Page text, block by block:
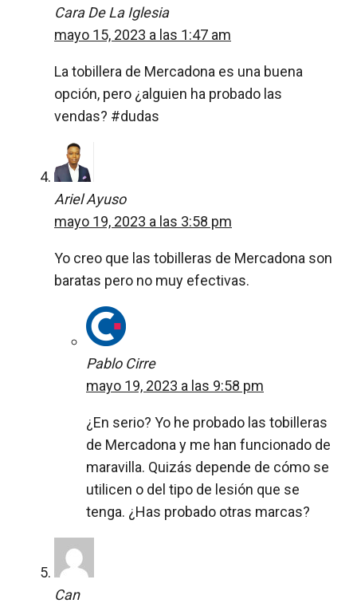
Cara De La Iglesia
mayo 15, 2023 a las 1:47 am
La tobillera de Mercadona es una buena
opción, pero ¿alguien ha probado las
vendas? #dudas
Ariel Ayuso
mayo 19, 2023 a las 3:58 pm
Yo creo que las tobilleras de Mercadona son
baratas pero no muy efectivas.
Pablo Cirre
mayo 19, 2023 a las 9:58 pm
¿En serio? Yo he probado las tobilleras
de Mercadona y me han funcionado de
maravilla. Quizás depende de cómo se
utilicen o del tipo de lesión que se
tenga. ¿Has probado otras marcas?
Can